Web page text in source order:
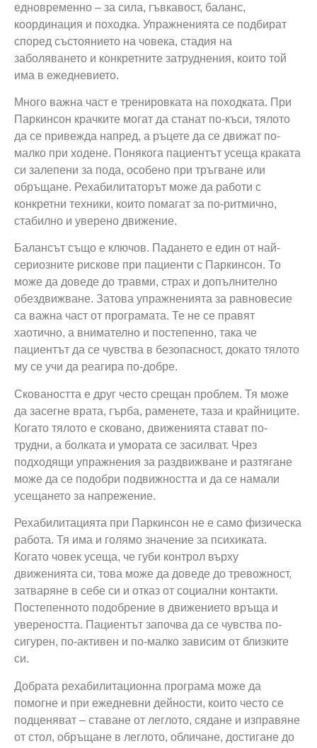
едновременно – за сила, гъвкавост, баланс,
координация и походка. Упражненията се подбират
според състоянието на човека, стадия на
заболяването и конкретните затруднения, които той
има в ежедневието.
Много важна част е тренировката на походката. При
Паркинсон крачките могат да станат по-къси, тялото
да се привежда напред, а ръцете да се движат по-
малко при ходене. Понякога пациентът усеща краката
си залепени за пода, особено при тръгване или
обръщане. Рехабилитаторът може да работи с
конкретни техники, които помагат за по-ритмично,
стабилно и уверено движение.
Балансът също е ключов. Падането е един от най-
сериозните рискове при пациенти с Паркинсон. То
може да доведе до травми, страх и допълнително
обездвижване. Затова упражненията за равновесие
са важна част от програмата. Те не се правят
хаотично, а внимателно и постепенно, така че
пациентът да се чувства в безопасност, докато тялото
му се учи да реагира по-добре.
Сковаността е друг често срещан проблем. Тя може
да засегне врата, гърба, раменете, таза и крайниците.
Когато тялото е сковано, движенията стават по-
трудни, а болката и умората се засилват. Чрез
подходящи упражнения за раздвижване и разтягане
може да се подобри подвижността и да се намали
усещането за напрежение.
Рехабилитацията при Паркинсон не е само физическа
работа. Тя има и голямо значение за психиката.
Когато човек усеща, че губи контрол върху
движенията си, това може да доведе до тревожност,
затваряне в себе си и отказ от социални контакти.
Постепенното подобрение в движението връща и
увереността. Пациентът започва да се чувства по-
сигурен, по-активен и по-малко зависим от близките
си.
Добрата рехабилитационна програма може да
помогне и при ежедневни дейности, които често се
подценяват – ставане от леглото, сядане и изправяне
от стол, обръщане в леглото, обличане, достигане до